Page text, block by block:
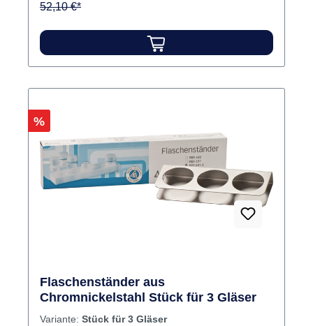
52,10 €*
Rabatt
%
Flaschenständer aus
Chromnickelstahl Stück für 3 Gläser
Variante: Stück für 3 Gläser